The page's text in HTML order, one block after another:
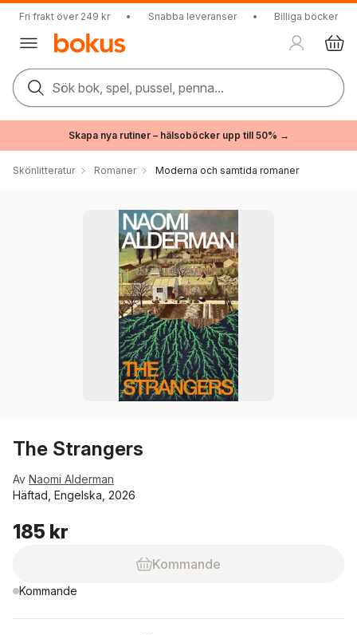
Fri frakt över 249 kr • Snabba leveranser • Billiga böcker
Sök bok, spel, pussel, penna...
Skapa nya rutiner – hälsoböcker upp till 50% →
Skönlitteratur Romaner Moderna och samtida romaner
The Strangers
Av Naomi Alderman
Häftad, Engelska, 2026
185 kr
Kommande
Kommande